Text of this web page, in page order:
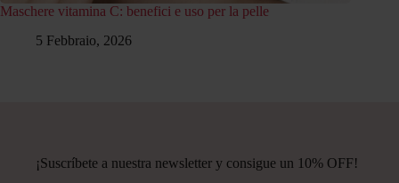
Maschere vitamina C: benefici e uso per la pelle
5 Febbraio, 2026
¡Suscríbete a nuestra newsletter y consigue un 10% OFF!